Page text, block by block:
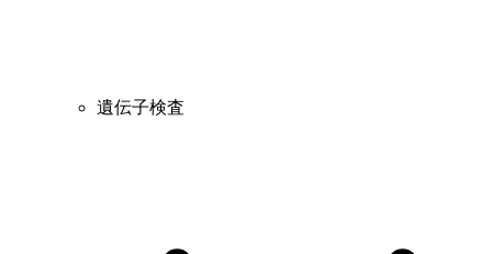
遺伝子検査